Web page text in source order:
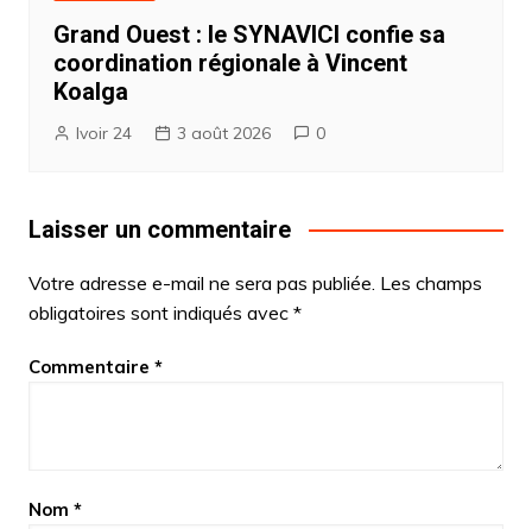
Grand Ouest : le SYNAVICI confie sa
coordination régionale à Vincent
Koalga
Ivoir 24 3 août 2026 0
Laisser un commentaire
Votre adresse e-mail ne sera pas publiée. Les champs
obligatoires sont indiqués avec *
Commentaire *
Nom *